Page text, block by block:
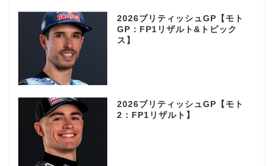
2026ブリティッシュGP【モト
GP：FP1リザルト&トピック
ス】
2026ブリティッシュGP【モト
2：FP1リザルト】